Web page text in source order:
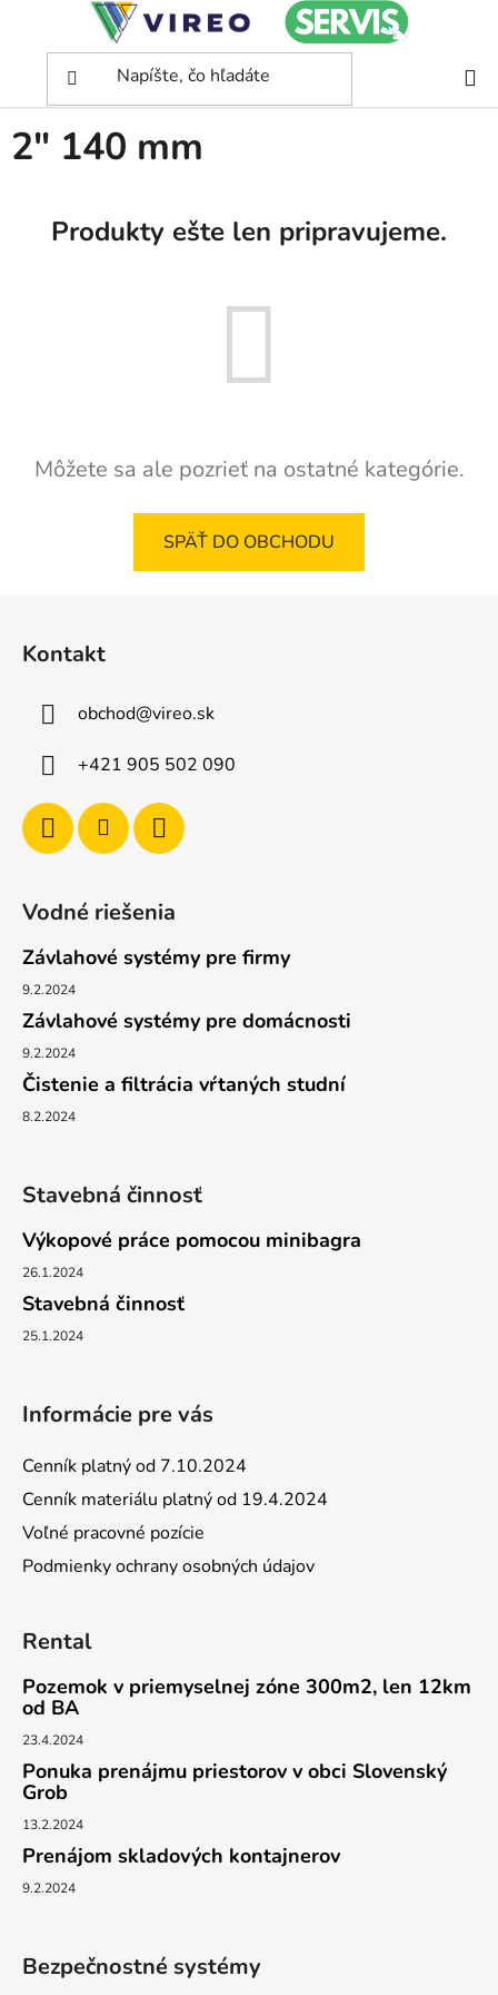
Domov
2" 140 mm
2" 140 mm
Produkty ešte len pripravujeme.
Môžete sa ale pozrieť na ostatné kategórie.
SPÄŤ DO OBCHODU
Kontakt
obchod@vireo.sk
+421 905 502 090
Vodné riešenia
Závlahové systémy pre firmy
9.2.2024
Závlahové systémy pre domácnosti
9.2.2024
Čistenie a filtrácia vŕtaných studní
8.2.2024
Stavebná činnosť
Výkopové práce pomocou minibagra
26.1.2024
Stavebná činnosť
25.1.2024
Informácie pre vás
Cenník platný od 7.10.2024
Cenník materiálu platný od 19.4.2024
Voľné pracovné pozície
Podmienky ochrany osobných údajov
Rental
Pozemok v priemyselnej zóne 300m2, len 12km
od BA
23.4.2024
Ponuka prenájmu priestorov v obci Slovenský
Grob
13.2.2024
Prenájom skladových kontajnerov
9.2.2024
Bezpečnostné systémy